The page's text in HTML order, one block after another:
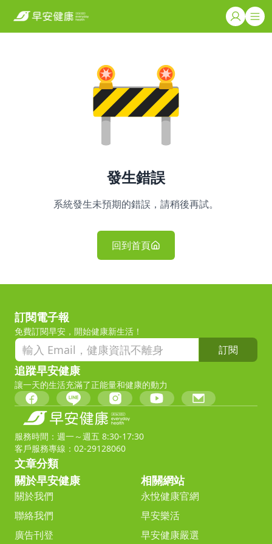
發生錯誤
系統發生未預期的錯誤，請稍後再試。
回到首頁
訂閱電子報
免費訂閱早安，開始健康新生活！
訂閱
追蹤早安健康
讓一天的生活充滿了正能量和健康的動力
服務時間：週一～週五 8:30-17:30
客戶服務專線：02-29128060
文章分類
關於早安健康
關於我們
聯絡我們
廣告刊登
相關網站
永悅健康官網
早安樂活
早安健康嚴選